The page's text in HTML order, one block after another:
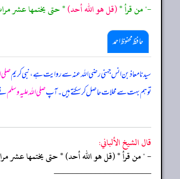
-" من قرأ *(قل هو الله أحد)* حتى يختمها عشر
حافظ محفوظ احمد
سیدنا معاذ بن انس جہنی رضی اللہ عنہ سے روایت ہے، نبی کریمصلی
تو ہم بہت سے محلات حاصل کر سکتے ہیں۔ آپصلی اللہ علیہ وسلم
قال الشيخ الألباني:
- " من قرأ * (قل هو الله أحد) * حتى يختمها عشر
‏‏‏‏_____________________